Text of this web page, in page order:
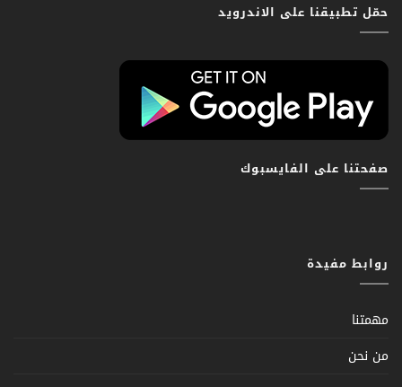
حمّل تطبيقنا على الاندرويد
صفحتنا على الفايسبوك
روابط مفيدة
مهمتنا
من نحن